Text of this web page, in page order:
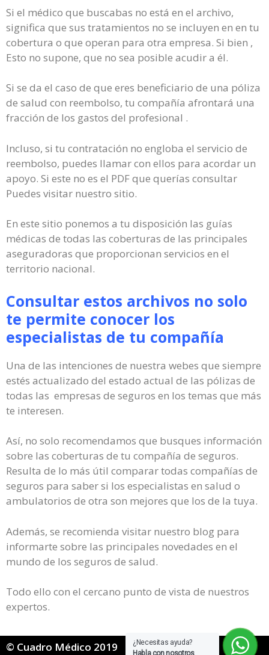
¿Necesitas ayuda?
Si el médico que buscabas no está en el archivo,
significa que sus tratamientos no se incluyen en en tu
cobertura o que operan para otra empresa. Si bien ,
Esto no supone, que no sea posible acudir a él.
Si se da el caso de que eres beneficiario de una póliza
de salud con reembolso, tu compañía afrontará una
fracción de los gastos del profesional .
Incluso, si tu contratación no engloba el servicio de
reembolso, puedes llamar con ellos para acordar un
apoyo. Si este no es el PDF que querías consultar
Puedes visitar nuestro sitio.
En este sitio ponemos a tu disposición las guías
médicas de todas las coberturas de las principales
aseguradoras que proporcionan servicios en el
territorio nacional.
Consultar estos archivos no solo
te permite conocer los
especialistas de tu compañía
Una de las intenciones de nuestra webes que siempre
estés actualizado del estado actual de las pólizas de
todas las empresas de seguros en los temas que más
te interesen.
Así, no solo recomendamos que busques información
sobre las coberturas de tu compañía de seguros.
Resulta de lo más útil comparar todas compañías de
seguros para saber si los especialistas en salud o
ambulatorios de otra son mejores que los de la tuya.
Además, se recomienda visitar nuestro blog para
informarte sobre las principales novedades en el
mundo de los seguros de salud.
Todo ello con el cercano punto de vista de nuestros
expertos.
© Cuadro Médico 2019